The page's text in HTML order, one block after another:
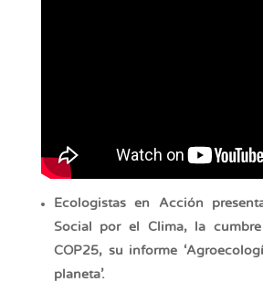
Ecologistas en Acción
Social por el Clima, la
COP25, su informe
planeta’.